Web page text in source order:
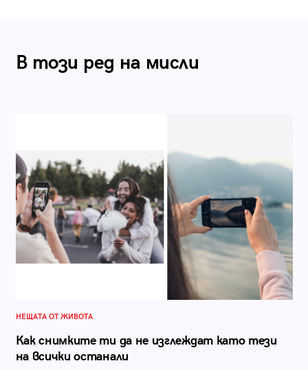
В този ред на мисли
НЕЩАТА ОТ ЖИВОТА
Как снимките ти да не изглеждат като тези
на всички останали